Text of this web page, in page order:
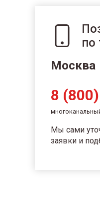
по
Москва
8
Мы сами
заявки и